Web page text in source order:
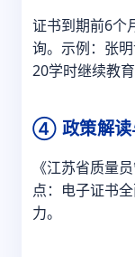
证书到期前6个
询。示例：张
20学时继续教育
④ 政策解读
《江苏省质量
点：电子证书
力。